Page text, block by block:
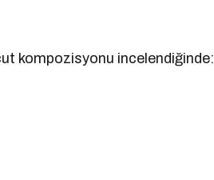
kompozisyonu incelendiğinde: